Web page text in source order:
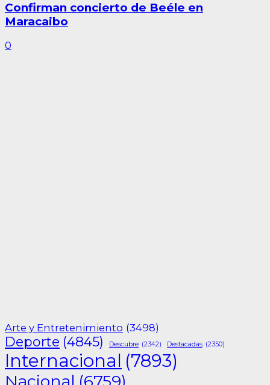
Confirman concierto de Beéle en
Maracaibo
0
Arte y Entretenimiento (3498)
Deporte (4845) Descubre (2342) Destacadas (2350)
Internacional (7893)